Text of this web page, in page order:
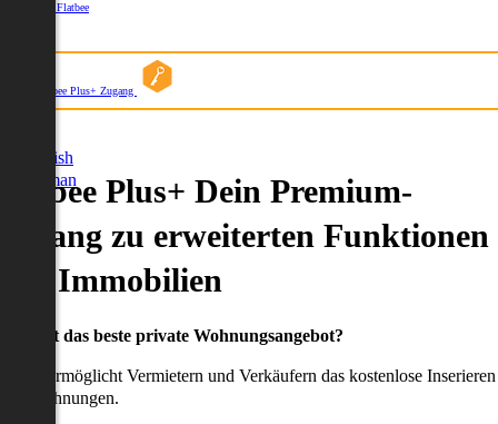
Über Flatbee
Flatbee Plus+ Zugang
English
German
Plus+ Dein Premium-
zu erweiterten Funktionen
Immobilien
willst das beste private Wohnungsangebot?
ermöglicht Vermietern und Verkäufern das kostenlose Inserieren
Wohnungen.